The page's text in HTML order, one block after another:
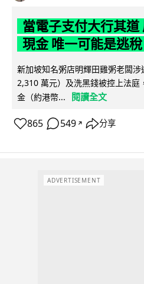
當電子支付大行其道
現金 唯一可能是逃
新加坡知名粥店明輝田雞粥老闆
2,310 萬元）及洗黑錢被控上法
金（約港幣...
閱讀全文
865 549 ↗ 分享
ADVERTISEMENT